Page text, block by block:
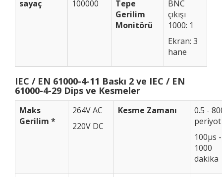
sayaç 100000
Tepe
Gerilim
Monitörü
BNC
çıkışı
1000: 1
Ekran: 3
hane
IEC / EN 61000-4-11 Baskı 2 ve IEC / EN
61000-4-29 Dips ve Kesmeler
Maks
Gerilim *
264V AC
220V DC
Kesme Zamanı
0.5 -
periyot
100μs -
1000
dakika